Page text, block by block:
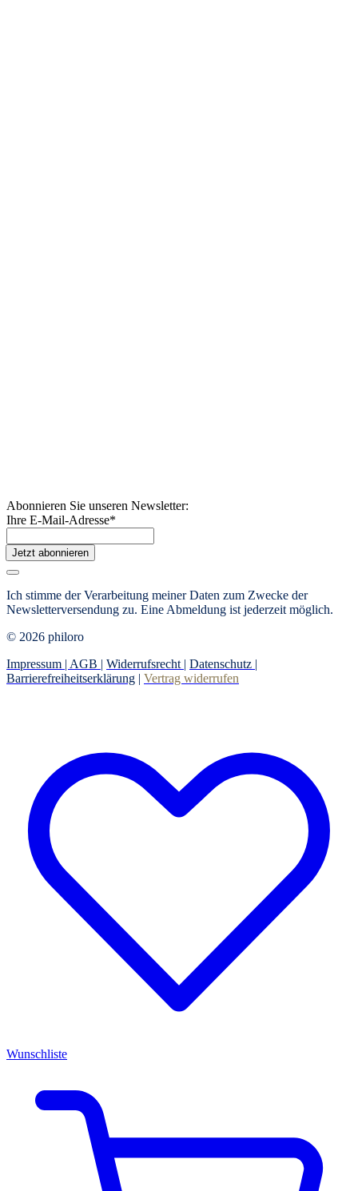
Abonnieren Sie unseren Newsletter:
Ihre E-Mail-Adresse*
Jetzt abonnieren
Ich stimme der Verarbeitung meiner Daten zum Zwecke der
Newsletterversendung zu. Eine Abmeldung ist jederzeit möglich.
© 2026 philoro
Impressum | AGB Widerrufsrecht Datenschutz
Barrierefreiheitserklärung
Vertrag widerrufen
Wunschliste